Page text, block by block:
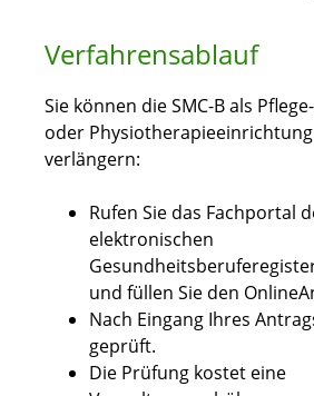
Verfahrensablauf
Sie können die SMC-B als
oder
verlängern:
Rufen Sie das Fachportal
elektronischen
und füllen Sie den
Nach Eingang Ihres
geprüft.
Die Prüfung kostet eine